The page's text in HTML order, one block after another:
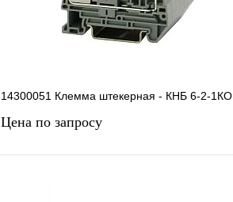
14300051 Клемма штекерная - КНБ 6-2-1КО
Цена по запросу